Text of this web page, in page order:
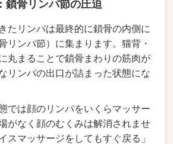
鎖骨リンパ節の圧迫
たリンパは最終的に鎖骨の内側に
リンパ節）に集まります。猫背・
丸まることで鎖骨まわりの筋肉が
リンパの出口が詰まった状態にな
では顔のリンパをいくらマッサー
がなく顔のむくみは解消されませ
スマッサージをしてもすぐ戻る」